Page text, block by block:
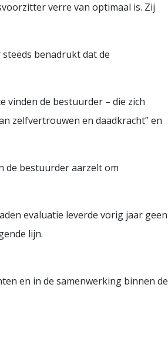
verre van optimaal is. Zij
benadrukt dat de
vinden de bestuurder – die zich
zelfvertrouwen en daadkracht” en
de bestuurder aarzelt om
evaluatie leverde vorig jaar geen
lijn.
en in de samenwerking binnen de